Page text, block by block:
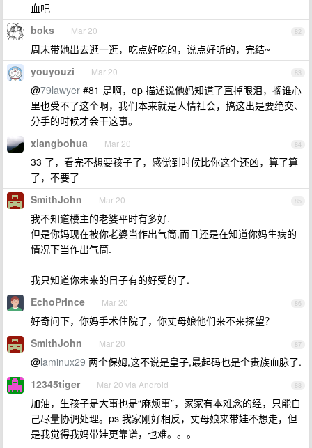
血吧
82
boks Mar 20
周末带她出去逛一逛，吃点好吃的，说点好听的，完结~
83
youyouzi Mar 20
@79lawyer #81 是啊，op 描述说他妈知道了直掉眼泪，搁谁心
里也受不了这个啊，我们本来就是人情社会，搞这出是要绝交、
分手的时候才会干这事。
84
xiangbohua Mar 20
33 了，看完不想要孩子了，感觉到时候比你这个还凶，算了算
了，不要了
85
SmithJohn Mar 20
我不知道楼主的老婆平时有多好.
但是你妈现在被你老婆当作出气筒,而且还是在知道你妈生病的
情况下当作出气筒.
我只知道你未来的日子有的好受的了.
86
EchoPrince Mar 20
好奇问下，你妈手术住院了，你丈母娘他们来不来探望？
87
SmithJohn Mar 20
@laminux29 两个保姆,这不说是皇子,最起码也是个贵族血脉了.
88
12345tiger Mar 20 via Android
加油，生孩子是大事也是“麻烦事”，家家有本难念的经，只能自
己尽量协调处理。ps 我家刚好相反，丈母娘来带娃不想走，但
是我觉得我妈带娃更靠谱，也难。。。